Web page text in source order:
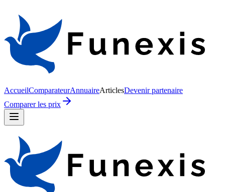
AccueilComparateurAnnuaireArticlesDevenir partenaire
Comparer les prix